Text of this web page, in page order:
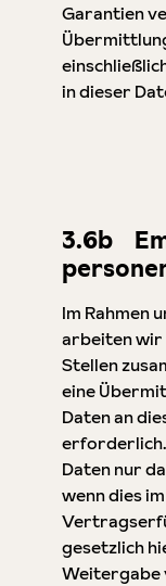
Garantien
in dieser
3.6b
Im Rahmen
arbeiten wir
Stellen
eine
Daten an
Daten nur
wenn dies
gesetzlich
Weitergabe